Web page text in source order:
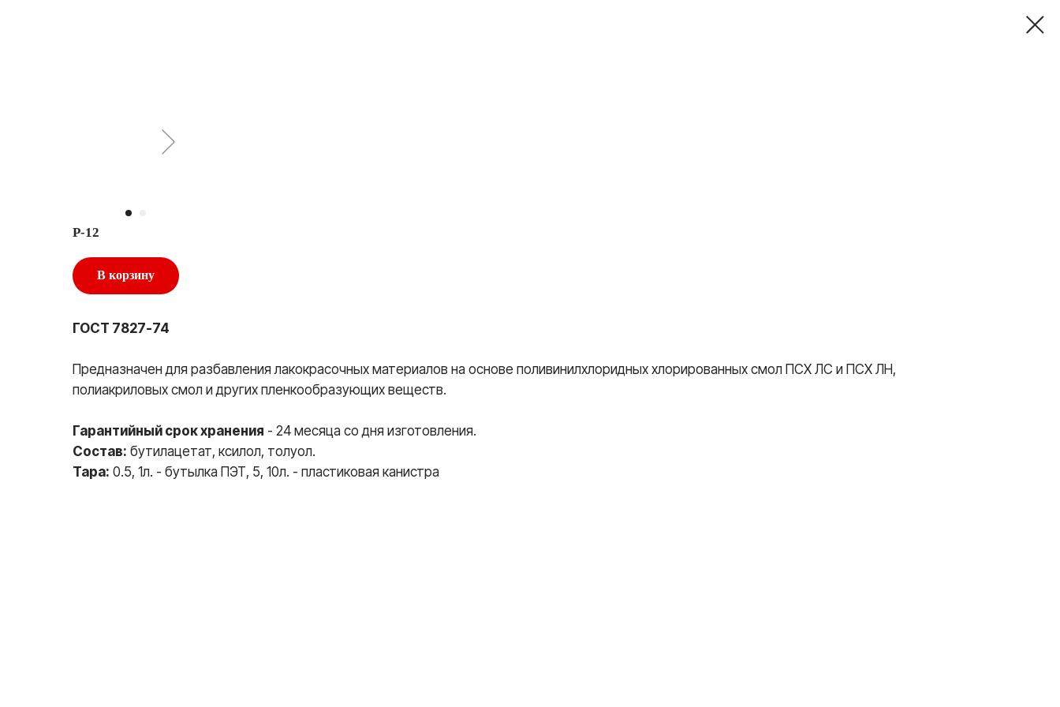
Р-12
В корзину
ГОСТ 7827-74
Предназначен для разбавления лакокрасочных материалов на основе поливинилхлоридных хлорированных смол ПСХ ЛС и ПСХ ЛН,
полиакриловых смол и других пленкообразующих веществ.
Гарантийный срок хранения - 24 месяца со дня изготовления.
Состав: бутилацетат, ксилол, толуол.
Тара: 0.5, 1л. - бутылка ПЭТ, 5, 10л. - пластиковая канистра